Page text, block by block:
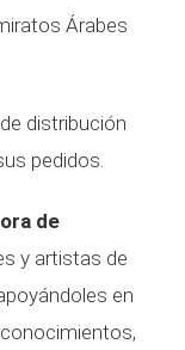
Árabes
distribución
pedidos.
de
y artistas de
en